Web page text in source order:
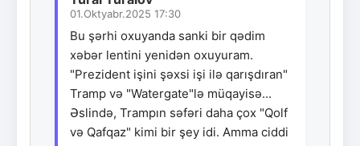
01.Oktyabr.2025 17:30
Bu şərhi oxuyanda sanki bir qədim
xəbər lentini yenidən oxuyuram.
"Prezident işini şəxsi işi ilə qarışdıran"
Tramp və "Watergate"lə müqayisə...
Əslində, Trampın səfəri daha çox "Qolf
və Qafqaz" kimi bir şey idi. Amma ciddi